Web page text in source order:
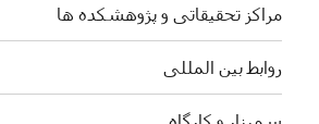
مراکز تحقیقاتی و پژوهشکده ها
روابط بین المللی